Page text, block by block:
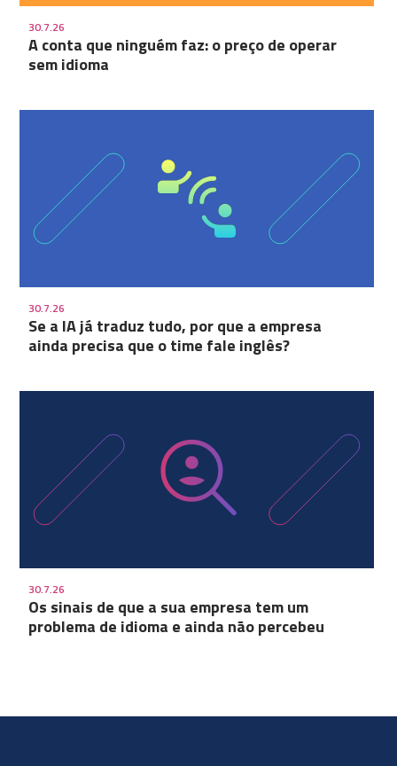
30.7.26
A conta que ninguém faz: o preço de operar
sem idioma
30.7.26
Se a IA já traduz tudo, por que a empresa
ainda precisa que o time fale inglês?
30.7.26
Os sinais de que a sua empresa tem um
problema de idioma e ainda não percebeu